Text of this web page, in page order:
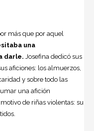
más que por aquel
una
darle. Josefina dedicó sus
aficiones: los almuerzos,
y sobre todo las
una afición
de riñas violentas: su